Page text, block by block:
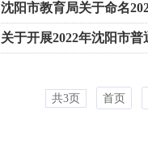
沈阳市教育局关于命名
关于开展2022年沈阳市
共3页 首页